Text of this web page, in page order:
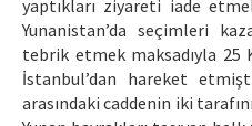
yaptıkları ziyareti iade
Yunanistan’da seçimleri
tebrik etmek maksadıyla 25
İstanbul’dan hareket
arasındaki caddenin iki